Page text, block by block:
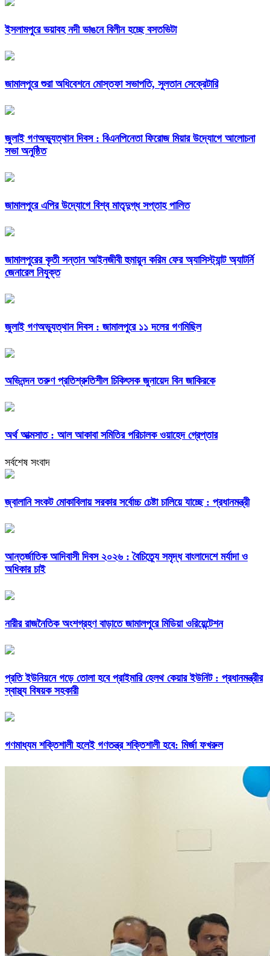
ইসলামপুরে ভয়াবহ নদী ভাঙনে বিলীন হচ্ছে বসতভিটা
জামালপুরে শুরা অধিবেশনে মোস্তফা সভাপতি, সুলতান সেক্রেটারি
জুলাই গণঅভ্যুত্থান দিবস : বিএনপিনেতা ফিরোজ মিয়ার উদ্যোগে আলোচনা
সভা অনুষ্ঠিত
জামালপুরে এপির উদ্যোগে বিশ্ব মাতৃদুগ্ধ সপ্তাহ পালিত
জামালপুরের কৃতী সন্তান আইনজীবী হুমায়ুন করিম ফের অ্যাসিস্ট্যান্ট অ্যাটর্নি
জেনারেল নিযুক্ত
জুলাই গণঅভ্যুত্থান দিবস : জামালপুরে ১১ দলের গণমিছিল
অভিনন্দন তরুণ প্রতিশ্রুতিশীল চিকিৎসক জুনায়েদ বিন জাকিরকে
অর্থ আত্মসাত : আল আকাবা সমিতির পরিচালক ওয়াহেদ গ্রেপ্তার
সর্বশেষ সংবাদ
জ্বালানি সংকট মোকাবিলায় সরকার সর্বোচ্চ চেষ্টা চালিয়ে যাচ্ছে : প্রধানমন্ত্রী
আন্তর্জাতিক আদিবাসী দিবস ২০২৬ : বৈচিত্র্যে সমৃদ্ধ বাংলাদেশে মর্যাদা ও
অধিকার চাই
নারীর রাজনৈতিক অংশগ্রহণ বাড়াতে জামালপুরে মিডিয়া ওরিয়েন্টেশন
প্রতি ইউনিয়নে গড়ে তোলা হবে প্রাইমারি হেলথ কেয়ার ইউনিট : প্রধানমন্ত্রীর
স্বাস্থ্য বিষয়ক সহকারী
গণমাধ্যম শক্তিশালী হলেই গণতন্ত্র শক্তিশালী হবে: মির্জা ফখরুল